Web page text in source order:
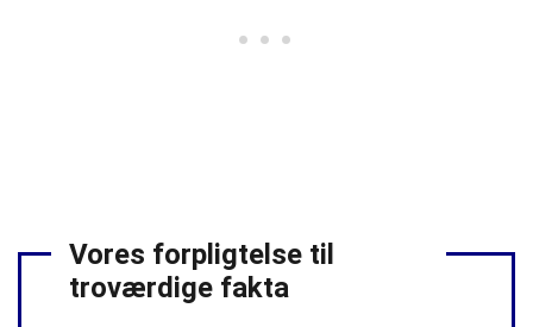
Vores forpligtelse til
troværdige fakta